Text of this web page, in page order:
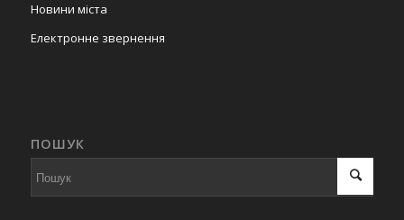
Новини міста
Електронне звернення
ПОШУК